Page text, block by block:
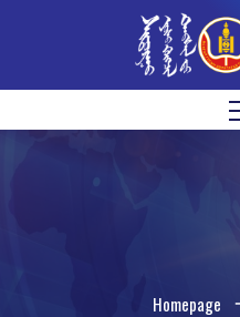
Homepage